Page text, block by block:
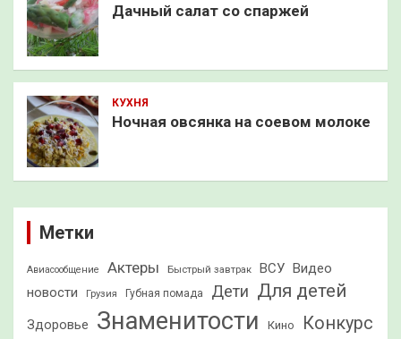
Дачный салат со спаржей
КУХНЯ
Ночная овсянка на соевом молоке
Метки
Авиасообщение Актеры Быстрый завтрак ВСУ Видео
новости
Грузия Губная помада Дети Для детей
Здоровье Знаменитости Кино
Конкурс